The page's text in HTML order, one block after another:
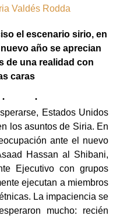
Valdés Rodda
el escenario sirio, en
año se aprecian
de una realidad con
caras
Estados Unidos
los asuntos de Siria. En
ante el nuevo
Hassan al Shibani,
Ejecutivo con grupos
ejecutan a miembros
La impaciencia se
mucho: recién